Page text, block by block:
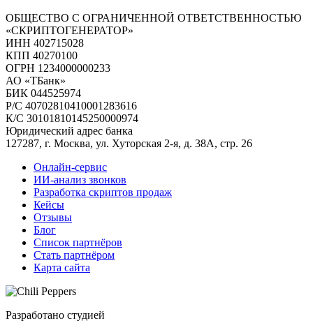
ОБЩЕСТВО С ОГРАНИЧЕННОЙ ОТВЕТСТВЕННОСТЬЮ
«СКРИПТОГЕНЕРАТОР»
ИНН 402715028
КПП 40270100
ОГРН 1234000000233
АО «ТБанк»
БИК 044525974
Р/С 40702810410001283616
К/С 30101810145250000974
Юридический адрес банка
127287, г. Москва, ул. Хуторская 2-я, д. 38А, стр. 26
Онлайн-сервис
ИИ-анализ звонков
Разработка скриптов продаж
Кейсы
Отзывы
Блог
Список партнёров
Стать партнёром
Карта сайта
Разработано студией